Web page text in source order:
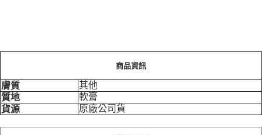
商品資訊
膚質
其他
質地
軟膏
貨源
原廠公司貨